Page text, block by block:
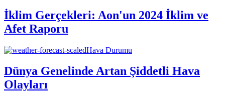
İklim Gerçekleri: Aon'un 2024 İklim ve
Afet Raporu
Hava Durumu
Dünya Genelinde Artan Şiddetli Hava
Olayları